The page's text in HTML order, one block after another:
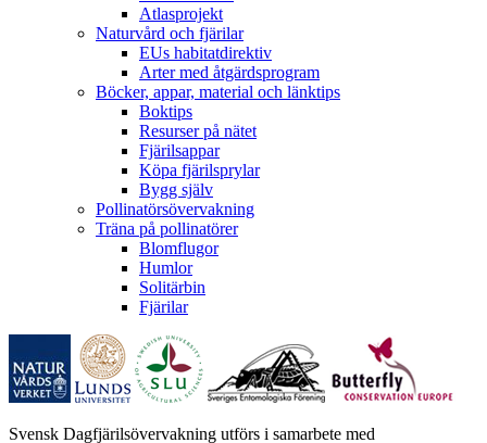
Atlasprojekt
Naturvård och fjärilar
EUs habitatdirektiv
Arter med åtgärdsprogram
Böcker, appar, material och länktips
Boktips
Resurser på nätet
Fjärilsappar
Köpa fjärilsprylar
Bygg själv
Pollinatörsövervakning
Träna på pollinatörer
Blomflugor
Humlor
Solitärbin
Fjärilar
Svensk Dagfjärilsövervakning utförs i samarbete med